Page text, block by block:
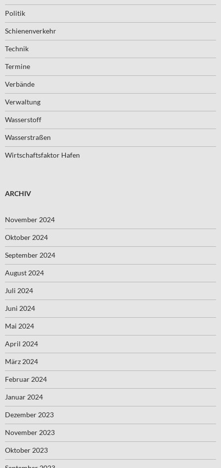
Politik
Schienenverkehr
Technik
Termine
Verbände
Verwaltung
Wasserstoff
Wasserstraßen
Wirtschaftsfaktor Hafen
ARCHIV
November 2024
Oktober 2024
September 2024
August 2024
Juli 2024
Juni 2024
Mai 2024
April 2024
März 2024
Februar 2024
Januar 2024
Dezember 2023
November 2023
Oktober 2023